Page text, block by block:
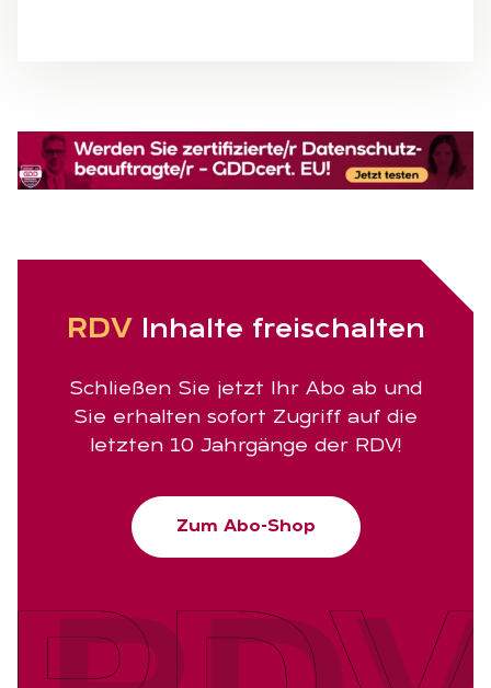
RDV In­hal­te frei­schal­ten
Schließen Sie jetzt Ihr Abo ab und
Sie erhalten sofort Zugriff auf die
letzten 10 Jahrgänge der RDV!
Zum Abo-Shop